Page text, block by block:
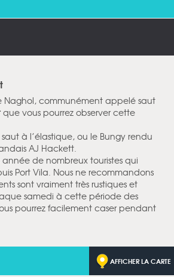
Naghol, communément appelé saut
que vous pourrez observer cette
à l’élastique, ou le Bungy rendu
AJ Hackett.
de nombreux touristes qui
Port Vila. Nous ne recommandons
sont vraiment très rustiques et
samedi à cette période des
pourrez facilement caser pendant
AFFICHER LA CARTE